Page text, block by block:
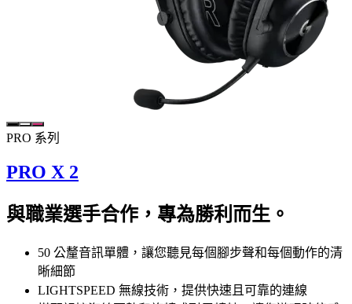
PRO 系列
PRO X 2
與職業選手合作，專為勝利而生。
50 公釐音訊單體，讓您聽見每個腳步聲和每個動作的清
晰細節
LIGHTSPEED 無線技術，提供快速且可靠的連線